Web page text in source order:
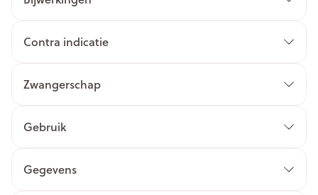
Contra indicatie
Zwangerschap
Gebruik
Gegevens